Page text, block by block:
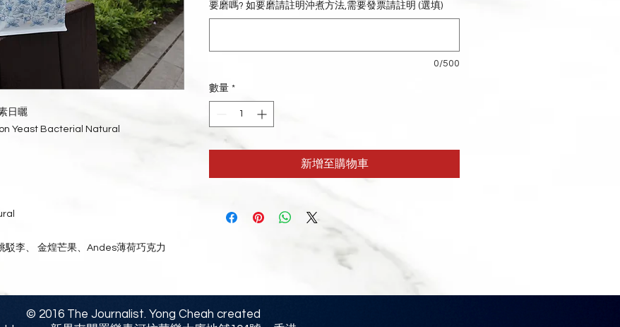
日曬
Yeast Bacterial Natural
駁李、 金煌芒果、Andes薄荷巧克力
要磨嗎? 如要磨請註明沖煮方法,需要發票請註明 (選填)
0/500
數量 *
新增至購物車
© 2016 The Journalist. Yong Cheah created